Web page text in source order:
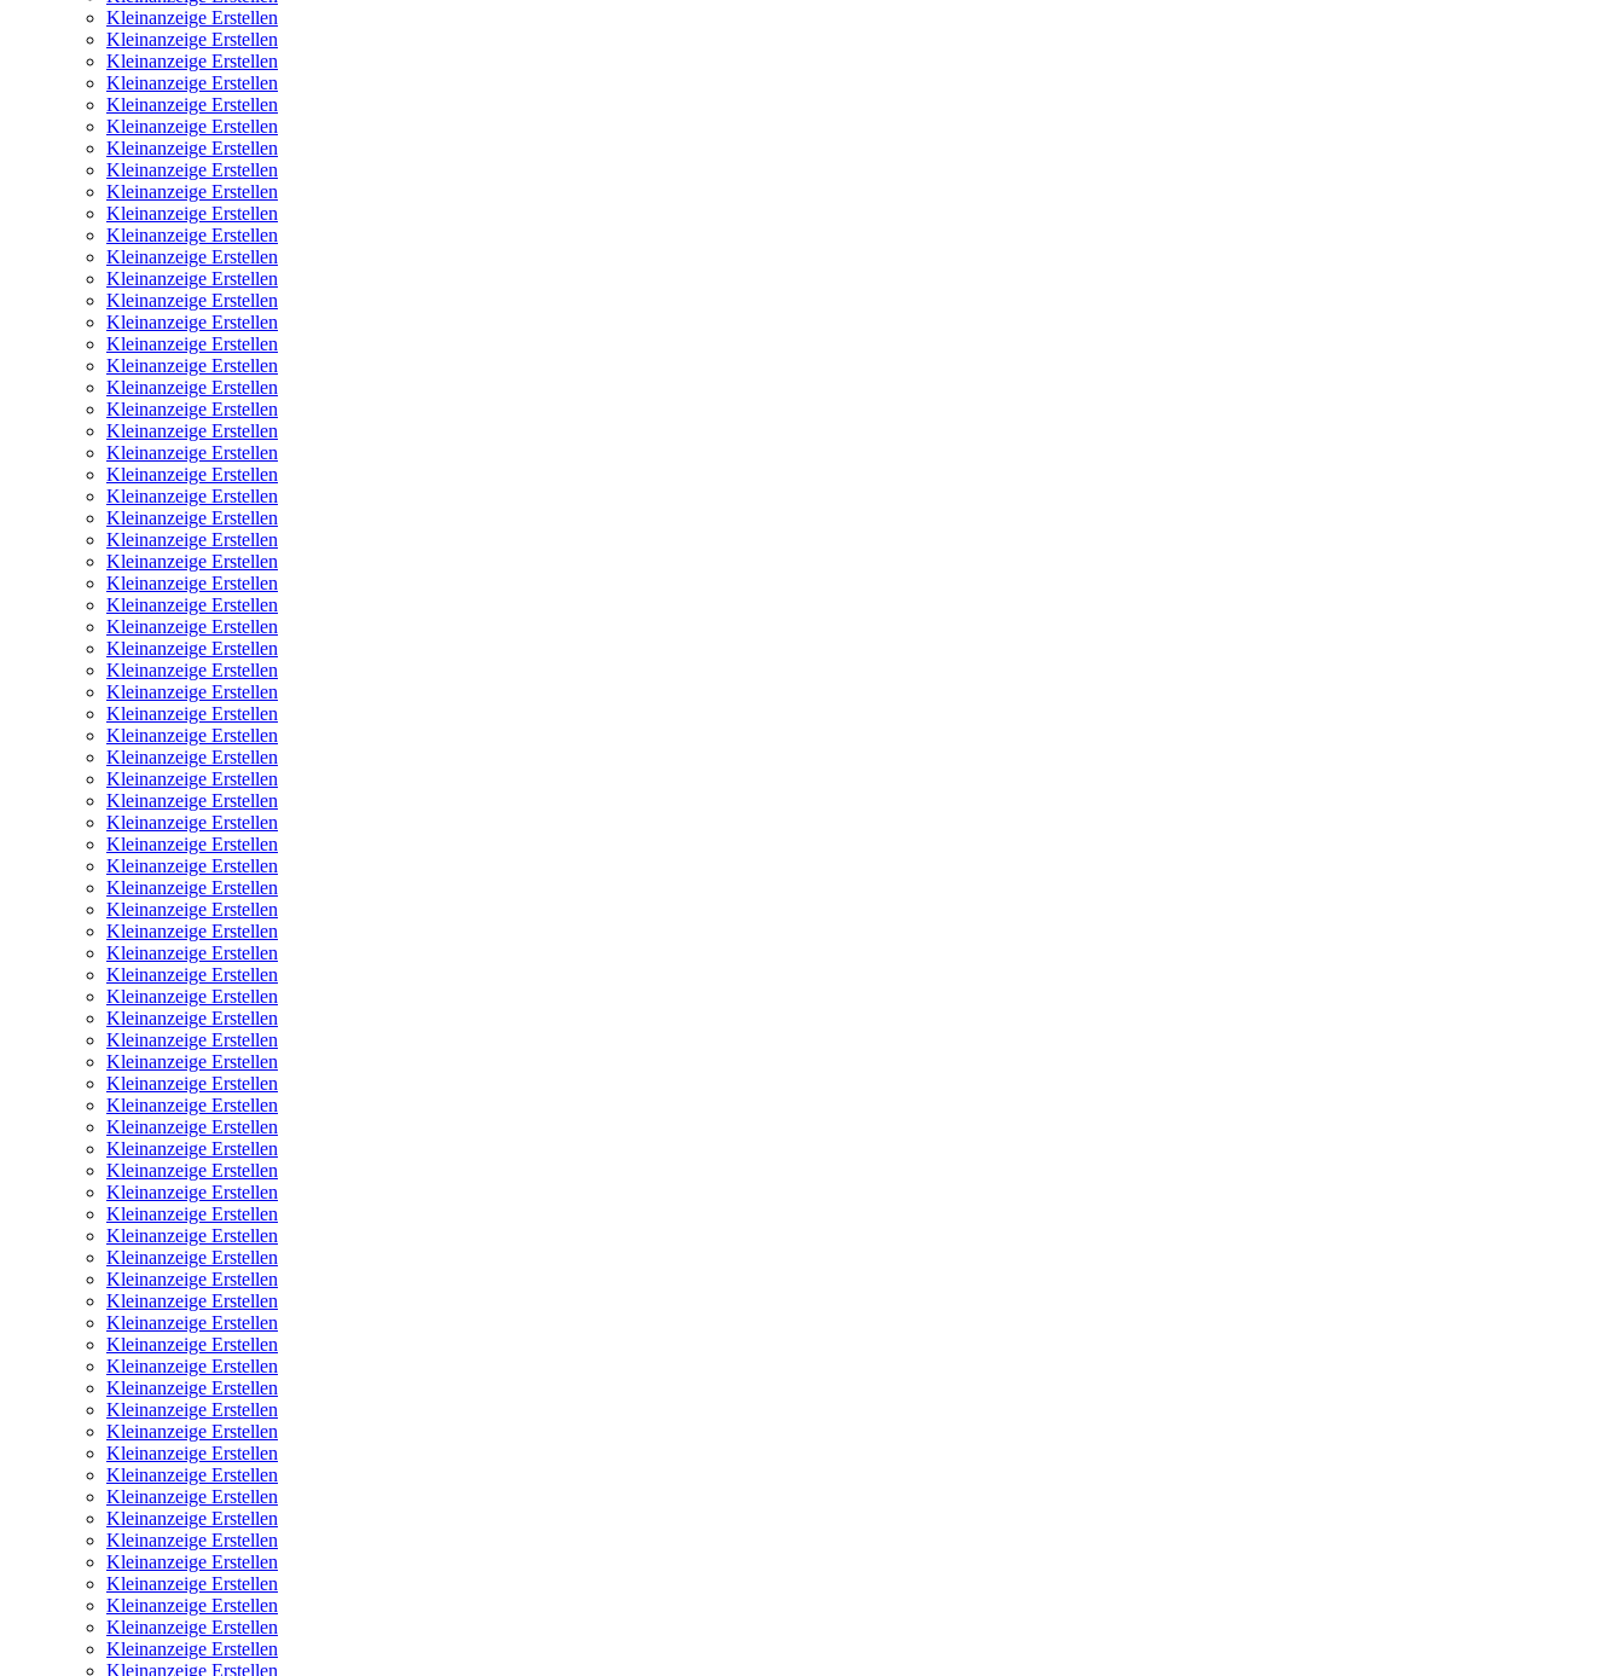
Kleinanzeige Erstellen
Kleinanzeige Erstellen
Kleinanzeige Erstellen
Kleinanzeige Erstellen
Kleinanzeige Erstellen
Kleinanzeige Erstellen
Kleinanzeige Erstellen
Kleinanzeige Erstellen
Kleinanzeige Erstellen
Kleinanzeige Erstellen
Kleinanzeige Erstellen
Kleinanzeige Erstellen
Kleinanzeige Erstellen
Kleinanzeige Erstellen
Kleinanzeige Erstellen
Kleinanzeige Erstellen
Kleinanzeige Erstellen
Kleinanzeige Erstellen
Kleinanzeige Erstellen
Kleinanzeige Erstellen
Kleinanzeige Erstellen
Kleinanzeige Erstellen
Kleinanzeige Erstellen
Kleinanzeige Erstellen
Kleinanzeige Erstellen
Kleinanzeige Erstellen
Kleinanzeige Erstellen
Kleinanzeige Erstellen
Kleinanzeige Erstellen
Kleinanzeige Erstellen
Kleinanzeige Erstellen
Kleinanzeige Erstellen
Kleinanzeige Erstellen
Kleinanzeige Erstellen
Kleinanzeige Erstellen
Kleinanzeige Erstellen
Kleinanzeige Erstellen
Kleinanzeige Erstellen
Kleinanzeige Erstellen
Kleinanzeige Erstellen
Kleinanzeige Erstellen
Kleinanzeige Erstellen
Kleinanzeige Erstellen
Kleinanzeige Erstellen
Kleinanzeige Erstellen
Kleinanzeige Erstellen
Kleinanzeige Erstellen
Kleinanzeige Erstellen
Kleinanzeige Erstellen
Kleinanzeige Erstellen
Kleinanzeige Erstellen
Kleinanzeige Erstellen
Kleinanzeige Erstellen
Kleinanzeige Erstellen
Kleinanzeige Erstellen
Kleinanzeige Erstellen
Kleinanzeige Erstellen
Kleinanzeige Erstellen
Kleinanzeige Erstellen
Kleinanzeige Erstellen
Kleinanzeige Erstellen
Kleinanzeige Erstellen
Kleinanzeige Erstellen
Kleinanzeige Erstellen
Kleinanzeige Erstellen
Kleinanzeige Erstellen
Kleinanzeige Erstellen
Kleinanzeige Erstellen
Kleinanzeige Erstellen
Kleinanzeige Erstellen
Kleinanzeige Erstellen
Kleinanzeige Erstellen
Kleinanzeige Erstellen
Kleinanzeige Erstellen
Kleinanzeige Erstellen
Kleinanzeige Erstellen
Kleinanzeige Erstellen